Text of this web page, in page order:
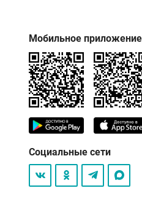
Мобильное приложение
Социальные сети